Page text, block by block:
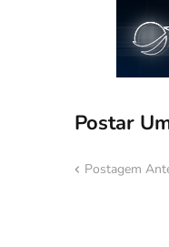
Postar
Postagem